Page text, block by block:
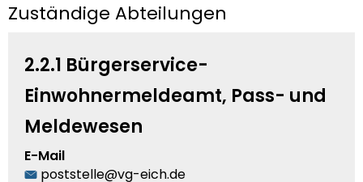
Zuständige Abteilungen
2.2.1 Bürgerservice-
Einwohnermeldeamt, Pass- und
Meldewesen
E-Mail
poststelle@vg-eich.de